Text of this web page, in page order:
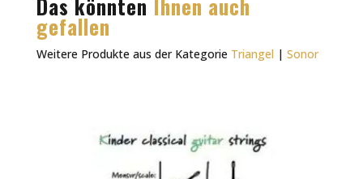
Das könnten Ihnen auch
gefallen
Weitere Produkte aus der Kategorie Triangel | Sonor